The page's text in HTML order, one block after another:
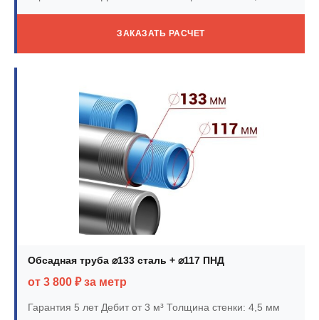
ЗАКАЗАТЬ РАСЧЕТ
Обсадная труба ⌀133 сталь + ⌀117 ПНД
от 3 800 ₽ за метр
Гарантия 5 летДебит от 3 м³ Толщина стенки: 4,5 мм